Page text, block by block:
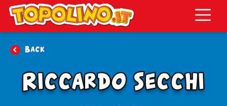
Topolino.it
Back
Riccardo Secchi